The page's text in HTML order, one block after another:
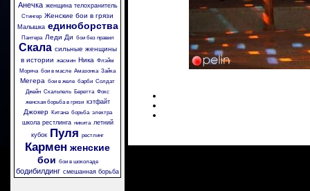
Анечка женщина телохранитель
Стингер Женские бои в грязи
Малышка единоборства
Пантера Леди Ди бои без правил
Скала сильные женщины
в истории жасмин Ника Флэйм
Моряча бои в масле Амазонка Зайка
Мегера бои в желе барби Солдат
Джейн Скальпель Беретта Фокс
женская борьба в грязи кэтфайт
Джокер Китана борьба электра
школа рестлинга никита летний
кубок Пуля рестлинг
Кармен женские
бои бои в шоколаде
бодибилдинг смешанная борьба